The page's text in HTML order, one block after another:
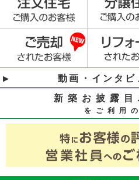
動画・インタビ
新築お披露目
をご利用